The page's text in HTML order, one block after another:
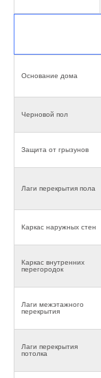
Основание дома
Черновой пол
Защита от грызунов
Лаги перекрытия пола
Каркас наружных стен
Каркас внутренних
перегородок
Лаги межэтажного
перекрытия
Лаги перекрытия
потолка